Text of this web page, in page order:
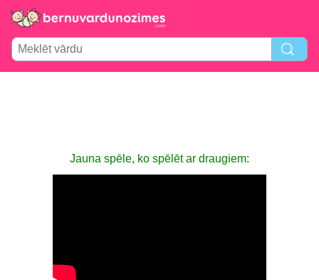
Jauna spēle, ko spēlēt ar draugiem: